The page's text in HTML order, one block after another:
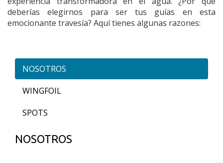
deberías elegirnos para ser tus guías en esta
emocionante travesía? Aquí tienes algunas razones:
NOSOTROS
WINGFOIL
SPOTS
NOSOTROS